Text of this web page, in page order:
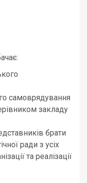
самоврядування
закладу
брати
ради з усіх
та реалізації